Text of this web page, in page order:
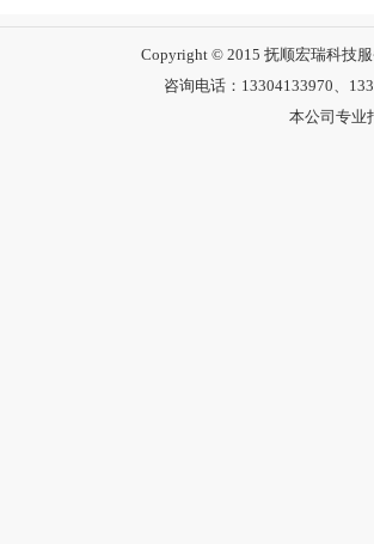
Copyright © 2015 抚顺宏瑞科技
咨询电话：13304133970、
本公司专业